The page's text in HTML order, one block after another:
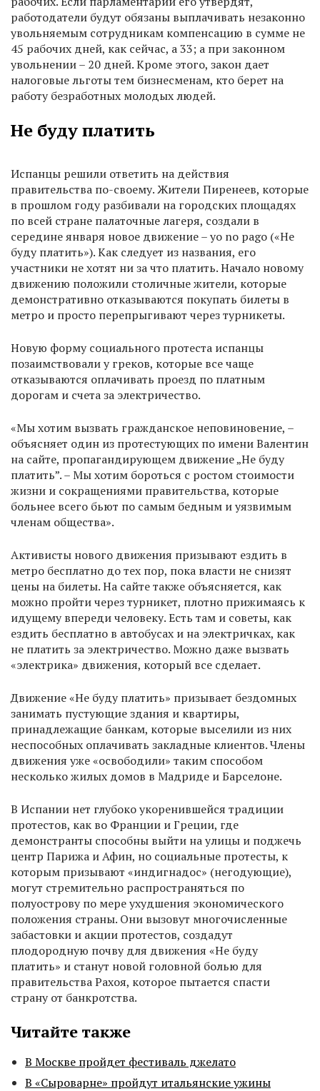
работодатели будут обязаны выплачивать незаконно
увольняемым сотрудникам компенсацию в сумме не
45 рабочих дней, как сейчас, а 33; а при законном
увольнении – 20 дней. Кроме этого, закон дает
налоговые льготы тем бизнесменам, кто берет на
работу безработных молодых людей.
Не буду платить
Испанцы решили ответить на действия
правительства по-своему. Жители Пиренеев, которые
в прошлом году разбивали на городских площадях
по всей стране палаточные лагеря, создали в
середине января новое движение – yo no pago («Не
буду платить»). Как следует из названия, его
участники не хотят ни за что платить. Начало новому
движению положили столичные жители, которые
демонстративно отказываются покупать билеты в
метро и просто перепрыгивают через турникеты.
Новую форму социального протеста испанцы
позаимствовали у греков, которые все чаще
отказываются оплачивать проезд по платным
дорогам и счета за электричество.
«Мы хотим вызвать гражданское неповиновение, –
объясняет один из протестующих по имени Валентин
на сайте, пропагандирующем движение „Не буду
платить”. – Мы хотим бороться с ростом стоимости
жизни и сокращениями правительства, которые
больнее всего бьют по самым бедным и уязвимым
членам общества».
Активисты нового движения призывают ездить в
метро бесплатно до тех пор, пока власти не снизят
цены на билеты. На сайте также объясняется, как
можно пройти через турникет, плотно прижимаясь к
идущему впереди человеку. Есть там и советы, как
ездить бесплатно в автобусах и на электричках, как
не платить за электричество. Можно даже вызвать
«электрика» движения, который все сделает.
Движение «Не буду платить» призывает бездомных
занимать пустующие здания и квартиры,
принадлежащие банкам, которые выселили из них
неспособных оплачивать закладные клиентов. Члены
движения уже «освободили» таким способом
несколько жилых домов в Мадриде и Барселоне.
В Испании нет глубоко укоренившейся традиции
протестов, как во Франции и Греции, где
демонстранты способны выйти на улицы и поджечь
центр Парижа и Афин, но социальные протесты, к
которым призывают «индигнадос» (негодующие),
могут стремительно распространяться по
полуострову по мере ухудшения экономического
положения страны. Они вызовут многочисленные
забастовки и акции протестов, создадут
плодородную почву для движения «Не буду
платить» и станут новой головной болью для
правительства Рахоя, которое пытается спасти
страну от банкротства.
Читайте также
В Москве пройдет фестиваль джелато
В «Сыроварне» пройдут итальянские ужины